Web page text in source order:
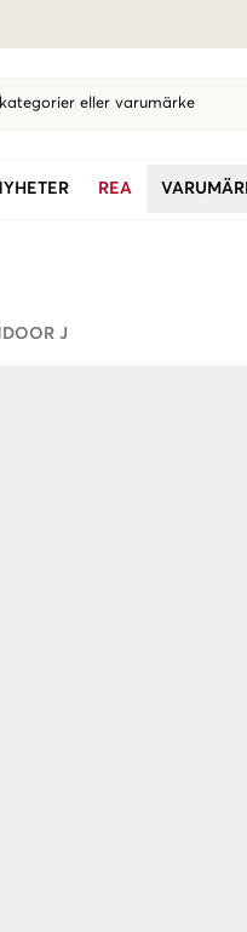
eller varumärke
REA
J